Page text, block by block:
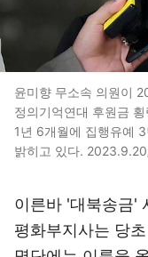
윤미향 무소속 의원이
정의기억연대 후원금
1년 6개월에 집행유예
밝히고 있다.
이른바 '대북송금'
평화부지사는 당